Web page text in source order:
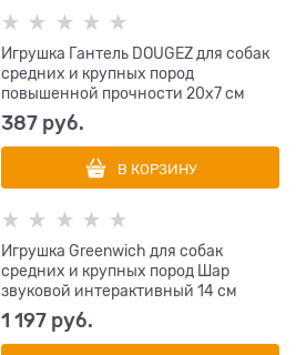
Игрушка Гантель DOUGEZ для собак
средних и крупных пород
повышенной прочности 20х7 см
387 руб.
В КОРЗИНУ
Игрушка Greenwich для собак
средних и крупных пород Шар
звуковой интерактивный 14 см
1 197 руб.